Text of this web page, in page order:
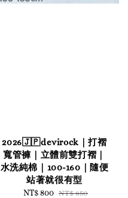
2026🇯🇵devirock｜打褶
寬管褲｜立體前雙打褶｜
水洗純棉｜100-160｜隨便
站著就很有型
Sale
NT$ 800 Regular
NT$ 850